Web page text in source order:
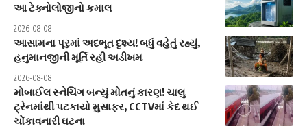
આ ટેક્નોલોજીનો કમાલ
2026-08-08
આસામના પૂરમાં અદભૂત દૃશ્ય! બધું વહેતું રહ્યું,
હનુમાનજીની મૂર્તિ રહી અડીખમ
2026-08-08
મોબાઈલ સ્નેચિંગ બન્યું મોતનું કારણ! ચાલુ
ટ્રેનમાંથી પટકાયો મુસાફર, CCTVમાં કેદ થઈ
ચોંકાવનારી ઘટના